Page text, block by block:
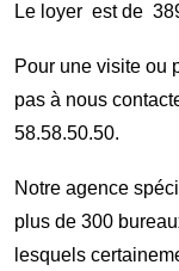
Le loyer est de
Pour une visite ou
pas à nous
58.58.50.50.
Notre agence
plus de 300
lesquels